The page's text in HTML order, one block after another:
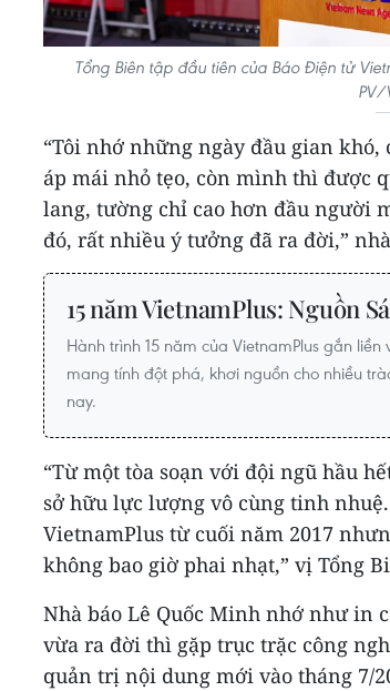
Tổng Biên tập đầu tiên của Báo Điện tử
PV/
“Tôi nhớ những ngày đầu gian khó,
áp mái nhỏ tẹo, còn mình thì được
lang, tường chỉ cao hơn đầu người
đó, rất nhiều ý tưởng đã ra đời,”
15 năm VietnamPlus: Nguồn
Hành trình 15 năm của VietnamPlus gắn
mang tính đột phá, khơi nguồn cho nhiều
nay.
“Từ một tòa soạn với đội ngũ hầu
sở hữu lực lượng vô cùng tinh
VietnamPlus từ cuối năm 2017
không bao giờ phai nhạt,” vị Tổng
Nhà báo Lê Quốc Minh nhớ như in
vừa ra đời thì gặp trục trặc công
quản trị nội dung mới vào tháng 7/